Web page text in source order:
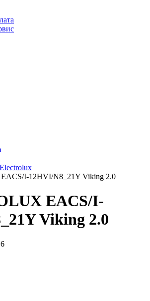
I-12HVI/N8_21Y Viking 2.0
EACS/I-
Viking 2.0